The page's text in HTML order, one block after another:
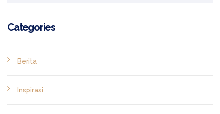
Categories
Berita
Inspirasi